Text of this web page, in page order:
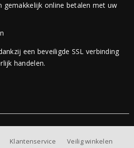
gemakkelijk online betalen met uw
een beveiligde SSL verbinding
handelen.
Klantenservice Veilig winkelen